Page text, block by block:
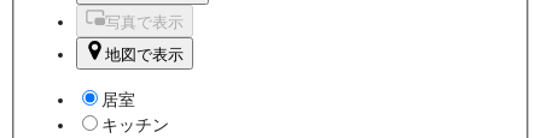
写真で表示
地図で表示
居室
キッチン